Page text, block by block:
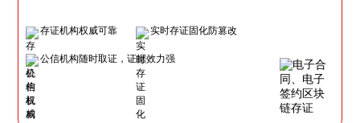
存证机构权威可靠 实时存证固化防篡改
公信机构随时取证，证据效力强